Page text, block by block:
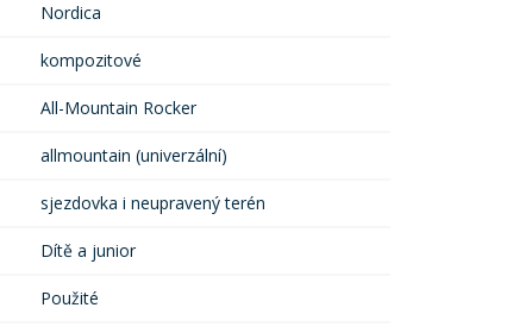
Nordica
kompozitové
All-Mountain Rocker
allmountain (univerzální)
sjezdovka i neupravený terén
Dítě a junior
Použité